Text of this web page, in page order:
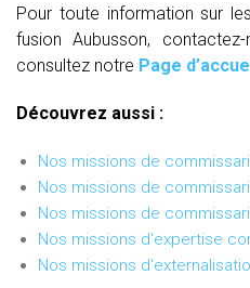
Pour toute information sur
fusion Aubusson,
consultez notre Page
Découvrez aussi :
Nos missions de
Nos missions de
Nos missions de
Nos missions d'expertise
Nos missions